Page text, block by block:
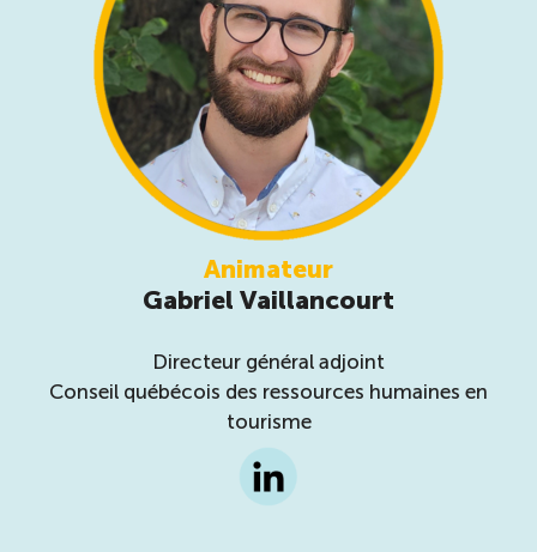
Animateur
Gabriel Vaillancourt
Directeur général adjoint
Conseil québécois des ressources humaines en
tourisme